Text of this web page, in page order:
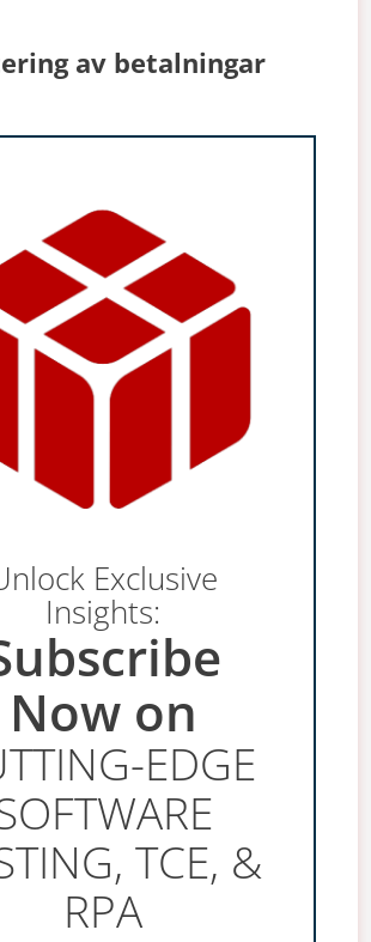
av betalningar
Exclusive
Insights:
Now on
EDGE
TCE, &
RPA